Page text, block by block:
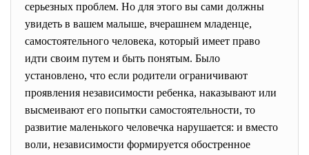
серьезных проблем. Но для этого вы сами должны
увидеть в вашем малыше, вчерашнем младенце,
самостоятельного человека, который имеет право
идти своим путем и быть понятым. Было
установлено, что если родители ограничивают
проявления независимости ребенка, наказывают или
высмеивают его попытки самостоятельности, то
развитие маленького человечка нарушается: и вместо
воли, независимости формируется обостренное